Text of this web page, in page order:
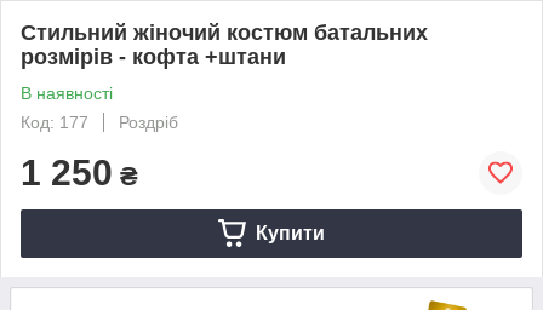
Стильний жіночий костюм батальних
розмірів - кофта +штани
В наявності
Код: 177
Роздріб
1 250 ₴
Купити